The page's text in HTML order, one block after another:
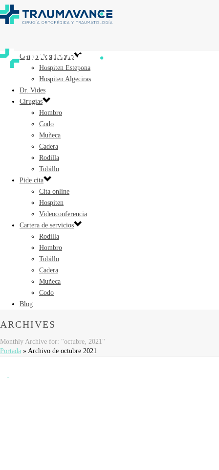
Centro Hospitalario
Hospiten Estepona
Hospiten Algeciras
Dr. Vides
Cirugías
Hombro
Codo
Muñeca
Cadera
Rodilla
Tobillo
Pide cita
Cita online
Hospiten
Videoconferencia
Cartera de servicios
Rodilla
Hombro
Tobillo
Cadera
Muñeca
Codo
Blog
ARCHIVES
Monthly Archive for: "octubre, 2021"
Portada » Archivo de octubre 2021